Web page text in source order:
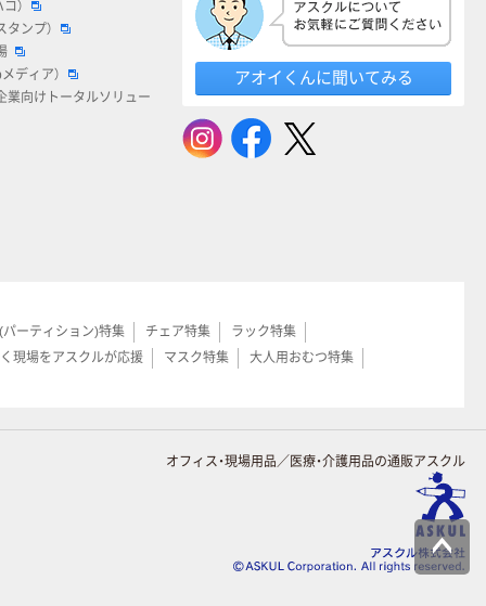
）
タンプ）
ディア）
業向けトータルソリュー
アオイくんに聞いてみる
ーティション)特集 チェア特集
ラック特集
現場をアスクルが応援 マスク特集
大人用おむつ特集
オフィス・現場用品／医療・介護用品の通販アスクル